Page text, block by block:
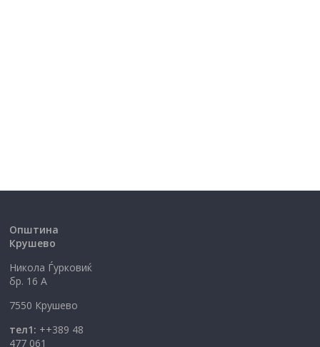
Општина
Крушево
Никола Ѓурковиќ
бр. 16 А
7550 Крушево
тел1: ++389 48
477 061